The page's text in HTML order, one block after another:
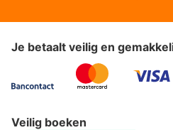
Je betaalt veilig en
Veilig boeken